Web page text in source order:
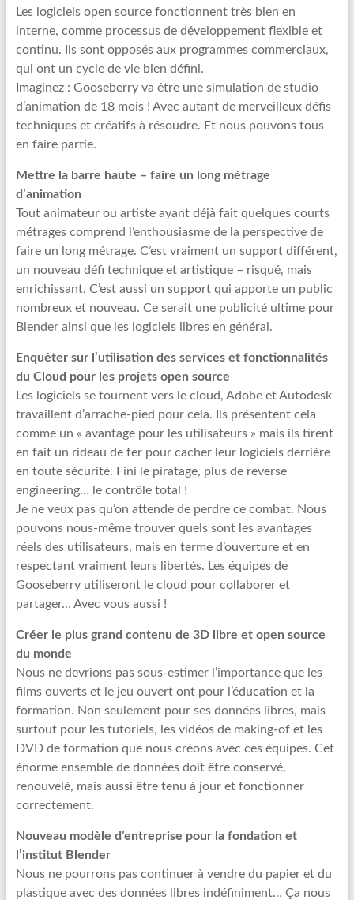
Les logiciels open source fonctionnent très bien en
interne, comme processus de développement flexible et
continu. Ils sont opposés aux programmes commerciaux,
qui ont un cycle de vie bien défini.
Imaginez : Gooseberry va être une simulation de studio
d’animation de 18 mois ! Avec autant de merveilleux défis
techniques et créatifs à résoudre. Et nous pouvons tous
en faire partie.
Mettre la barre haute – faire un long métrage
d’animation
Tout animateur ou artiste ayant déjà fait quelques courts
métrages comprend l’enthousiasme de la perspective de
faire un long métrage. C’est vraiment un support différent,
un nouveau défi technique et artistique – risqué, mais
enrichissant. C’est aussi un support qui apporte un public
nombreux et nouveau. Ce serait une publicité ultime pour
Blender ainsi que les logiciels libres en général.
Enquêter sur l’utilisation des services et fonctionnalités
du Cloud pour les projets open source
Les logiciels se tournent vers le cloud, Adobe et Autodesk
travaillent d’arrache-pied pour cela. Ils présentent cela
comme un « avantage pour les utilisateurs » mais ils tirent
en fait un rideau de fer pour cacher leur logiciels derrière
en toute sécurité. Fini le piratage, plus de reverse
engineering… le contrôle total !
Je ne veux pas qu’on attende de perdre ce combat. Nous
pouvons nous-même trouver quels sont les avantages
réels des utilisateurs, mais en terme d’ouverture et en
respectant vraiment leurs libertés. Les équipes de
Gooseberry utiliseront le cloud pour collaborer et
partager… Avec vous aussi !
Créer le plus grand contenu de 3D libre et open source
du monde
Nous ne devrions pas sous-estimer l’importance que les
films ouverts et le jeu ouvert ont pour l’éducation et la
formation. Non seulement pour ses données libres, mais
surtout pour les tutoriels, les vidéos de making-of et les
DVD de formation que nous créons avec ces équipes. Cet
énorme ensemble de données doit être conservé,
renouvelé, mais aussi être tenu à jour et fonctionner
correctement.
Nouveau modèle d’entreprise pour la fondation et
l’institut Blender
Nous ne pourrons pas continuer à vendre du papier et du
plastique avec des données libres indéfiniment… Ça nous